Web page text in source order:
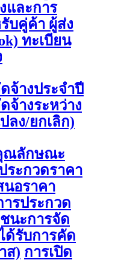
และการ
บคู่ค้า ผู้ส่ง
ทะเบียน
จ้างประจำปี
จ้างระหว่าง
ลง/ยกเลิก)
ณลักษณะ
ระกวดราคา
นอราคา
ารประกวด
นะการจัด
ด้รับการคัด
ส) การเปิด